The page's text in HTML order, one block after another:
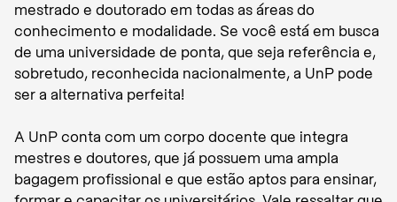
mestrado e doutorado em todas as áreas do
conhecimento e modalidade. Se você está em busca
de uma universidade de ponta, que seja referência e,
sobretudo, reconhecida nacionalmente, a UnP pode
ser a alternativa perfeita!
A UnP conta com um corpo docente que integra
mestres e doutores, que já possuem uma ampla
bagagem profissional e que estão aptos para ensinar,